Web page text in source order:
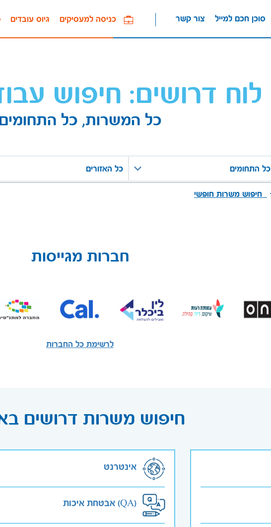
גיוס עובדים כניסה למעסיקים צור קשר סוכן חכם למייל
לוח דרושים: חיפוש
כל המשרות, כל
כל התחומים כל האזורים
חיפוש משרות חופשי
חברות מגייסות
לרשימת כל החברות
חיפוש משרות דרושים
אינטרנט
אבטחת איכות (QA)